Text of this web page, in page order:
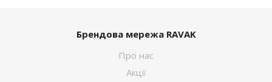
Брендова мережа RAVAK
Про нас
Акції